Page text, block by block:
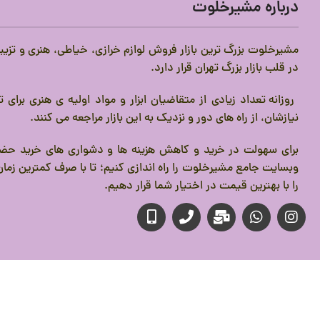
درباره مشیرخلوت
مشیرخلوت بزرگ ترین بازار فروش لوازم خرازی، خیاطی، هنری و
در قلب بازار بزرگ تهران قرار دارد.
روزانه تعداد زیادی از متقاضیان ابزار و مواد اولیه ی هنری
نیازشان، از راه های دور و نزدیک به این بازار مراجعه می کنند.
برای سهولت در خرید و کاهش هزینه ها و دشواری های خرید
وبسایت جامع مشیرخلوت را راه اندازی کنیم؛ تا با صرف کمترین
را با بهترین قیمت در اختیار شما قرار دهیم.